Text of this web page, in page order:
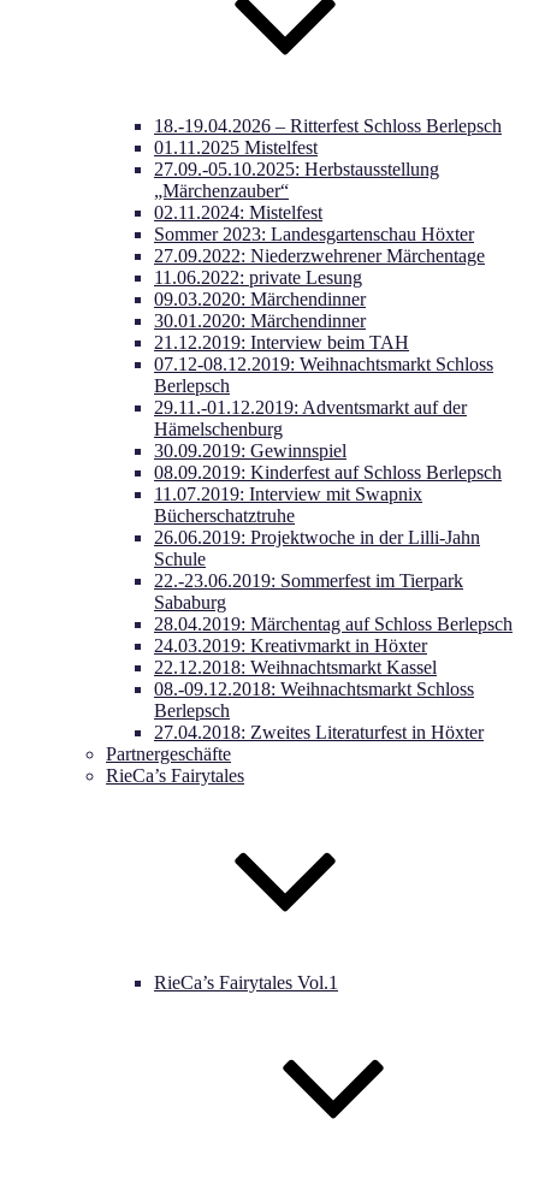
18.-19.04.2026 – Ritterfest Schloss Berlepsch
01.11.2025 Mistelfest
27.09.-05.10.2025: Herbstausstellung
„Märchenzauber“
02.11.2024: Mistelfest
Sommer 2023: Landesgartenschau Höxter
27.09.2022: Niederzwehrener Märchentage
11.06.2022: private Lesung
09.03.2020: Märchendinner
30.01.2020: Märchendinner
21.12.2019: Interview beim TAH
07.12-08.12.2019: Weihnachtsmarkt Schloss
Berlepsch
29.11.-01.12.2019: Adventsmarkt auf der
Hämelschenburg
30.09.2019: Gewinnspiel
08.09.2019: Kinderfest auf Schloss Berlepsch
11.07.2019: Interview mit Swapnix
Bücherschatztruhe
26.06.2019: Projektwoche in der Lilli-Jahn
Schule
22.-23.06.2019: Sommerfest im Tierpark
Sababurg
28.04.2019: Märchentag auf Schloss Berlepsch
24.03.2019: Kreativmarkt in Höxter
22.12.2018: Weihnachtsmarkt Kassel
08.-09.12.2018: Weihnachtsmarkt Schloss
Berlepsch
27.04.2018: Zweites Literaturfest in Höxter
Partnergeschäfte
RieCa’s Fairytales
RieCa’s Fairytales Vol.1